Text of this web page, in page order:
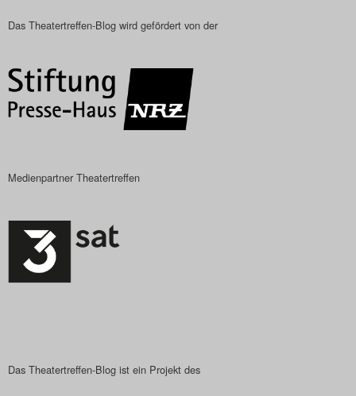
2023
Das Theatertreffen-Blog
2024
Das Theatertreffen-Blog
Search
Das Theatertreffen-Blog wird gefördert von der
Medienpartner Theatertreffen
Das Theatertreffen-Blog ist ein Projekt des